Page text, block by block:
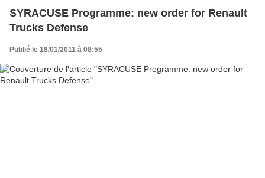
SYRACUSE Programme: new order for Renault
Trucks Defense
Publié le 18/01/2011 à 08:55